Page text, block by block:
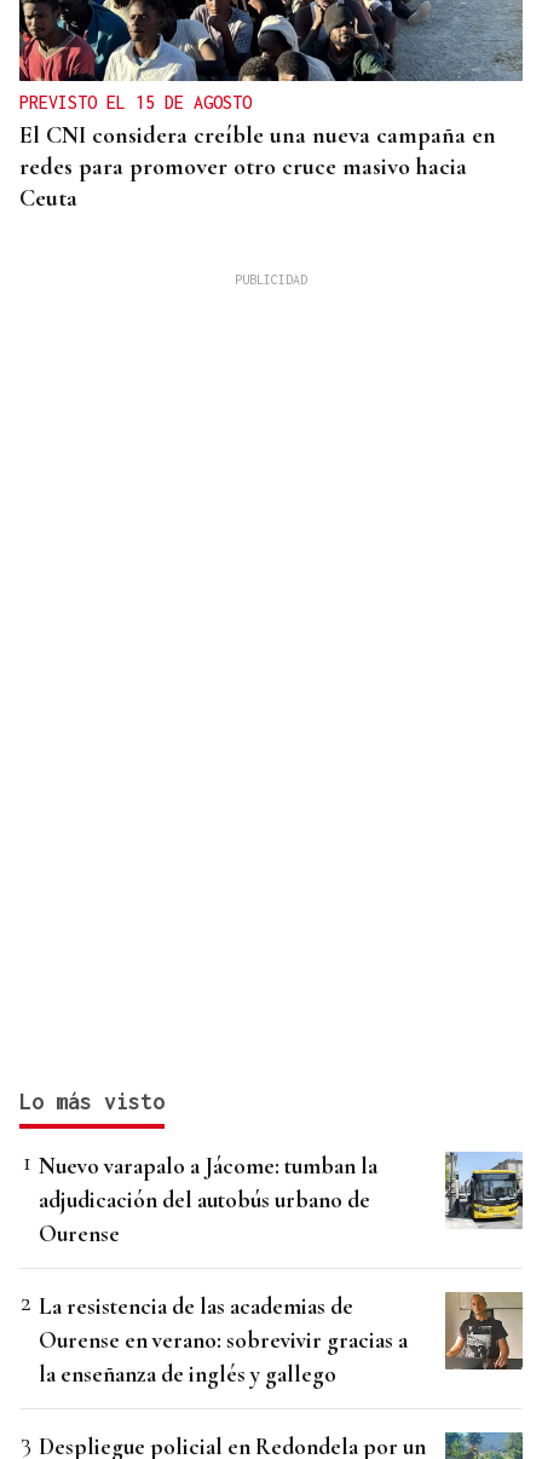
PREVISTO EL 15 DE AGOSTO
El CNI considera creíble una nueva campaña en
redes para promover otro cruce masivo hacia
Ceuta
Lo más visto
Nuevo varapalo a Jácome: tumban la
adjudicación del autobús urbano de
Ourense
La resistencia de las academias de
Ourense en verano: sobrevivir gracias a
la enseñanza de inglés y gallego
Despliegue policial en Redondela por un